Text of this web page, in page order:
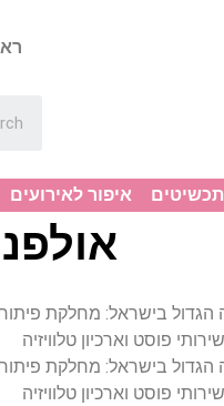
איפור לאירועים
הגדול בישראל: מחלקת
פוסט וארכיון טלוויזיה
הגדול בישראל: מחלקת
פוסט וארכיון טלוויזיה